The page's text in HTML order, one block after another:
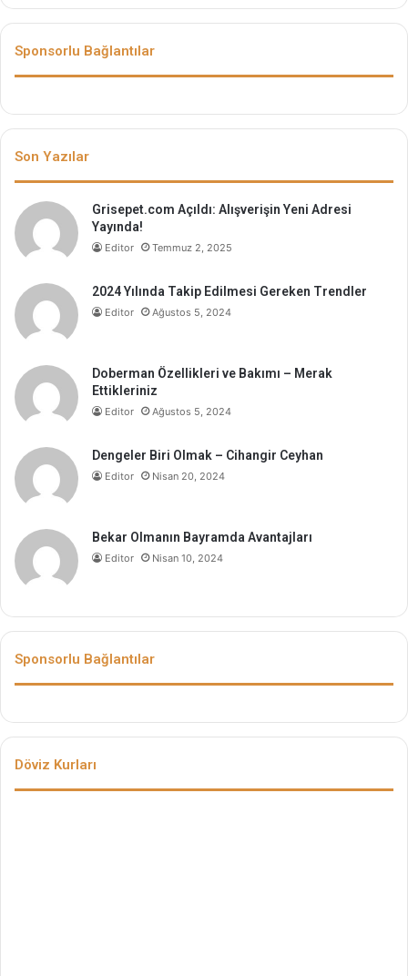
Sponsorlu Bağlantılar
Son Yazılar
Grisepet.com Açıldı: Alışverişin Yeni Adresi
Yayında!
Editor Temmuz 2, 2025
2024 Yılında Takip Edilmesi Gereken Trendler
Editor Ağustos 5, 2024
Doberman Özellikleri ve Bakımı – Merak
Ettikleriniz
Editor Ağustos 5, 2024
Dengeler Biri Olmak – Cihangir Ceyhan
Editor Nisan 20, 2024
Bekar Olmanın Bayramda Avantajları
Editor Nisan 10, 2024
Sponsorlu Bağlantılar
Döviz Kurları